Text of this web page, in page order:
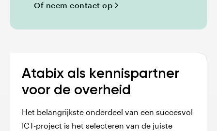
Of neem contact op
Atabix als kennispartner
voor de overheid
Het belangrijkste onderdeel van een succesvol
ICT-project is het selecteren van de juiste